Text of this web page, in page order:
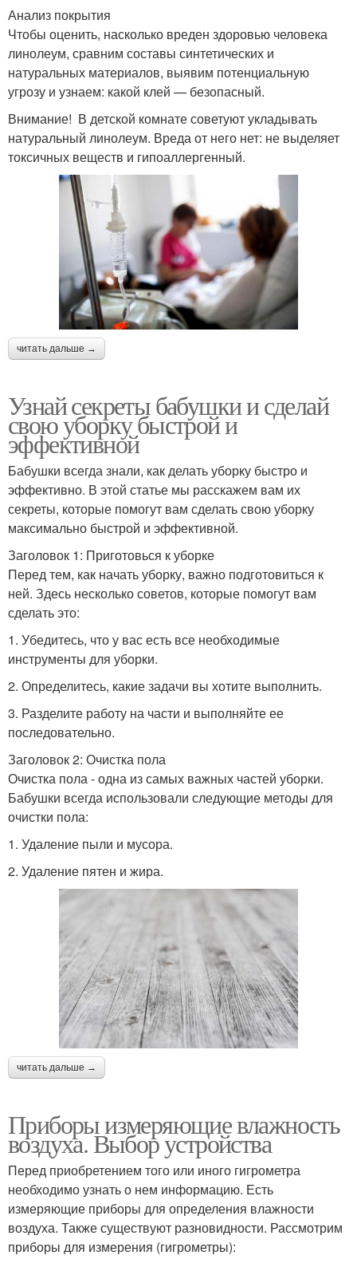
Анализ покрытия
Чтобы оценить, насколько вреден здоровью человека
линолеум, сравним составы синтетических и
натуральных материалов, выявим потенциальную
угрозу и узнаем: какой клей — безопасный.
Внимание! В детской комнате советуют укладывать
натуральный линолеум. Вреда от него нет: не выделяет
токсичных веществ и гипоаллергенный.
читать дальше →
Узнай секреты бабушки и сделай
свою уборку быстрой и
эффективной
Бабушки всегда знали, как делать уборку быстро и
эффективно. В этой статье мы расскажем вам их
секреты, которые помогут вам сделать свою уборку
максимально быстрой и эффективной.
Заголовок 1: Приготовься к уборке
Перед тем, как начать уборку, важно подготовиться к
ней. Здесь несколько советов, которые помогут вам
сделать это:
1. Убедитесь, что у вас есть все необходимые
инструменты для уборки.
2. Определитесь, какие задачи вы хотите выполнить.
3. Разделите работу на части и выполняйте ее
последовательно.
Заголовок 2: Очистка пола
Очистка пола - одна из самых важных частей уборки.
Бабушки всегда использовали следующие методы для
очистки пола:
1. Удаление пыли и мусора.
2. Удаление пятен и жира.
читать дальше →
Приборы измеряющие влажность
воздуха. Выбор устройства
Перед приобретением того или иного гигрометра
необходимо узнать о нем информацию. Есть
измеряющие приборы для определения влажности
воздуха. Также существуют разновидности. Рассмотрим
приборы для измерения (гигрометры):